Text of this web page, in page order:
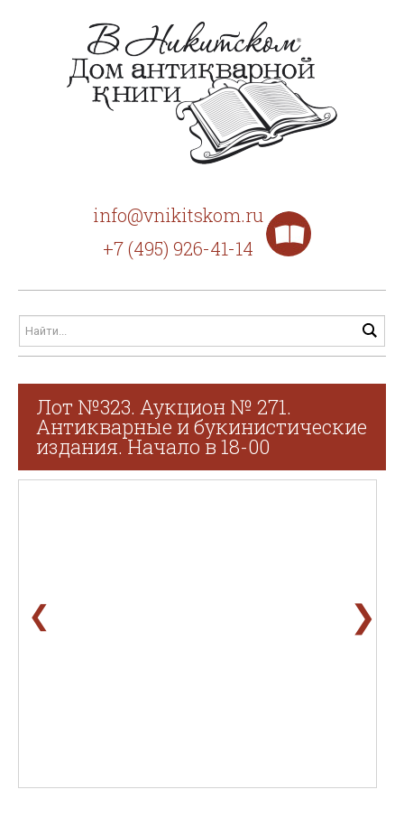
info@vnikitskom.ru
+7 (495) 926-41-14
Лот №323. Аукцион № 271.
Антикварные и букинистические
издания. Начало в 18-00
❮ ❯